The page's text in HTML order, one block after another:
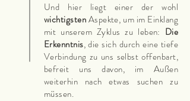
Und hier liegt einer der wohl
wichtigstenAspekte, um im Einklang
mit unserem Zyklus zu leben: Die
Erkenntnis, die sich durch eine tiefe
Verbindung zu uns selbst offenbart,
befreit uns davon, im Außen
weiterhin nach etwas suchen zu
müssen.